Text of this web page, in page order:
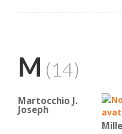
M (14)
Martocchio J.
Joseph